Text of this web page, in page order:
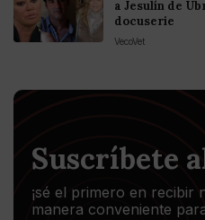
a Jesulín de
docuserie
VecoVet
Suscríbete
¡sé el primero en recibir
manera conveniente